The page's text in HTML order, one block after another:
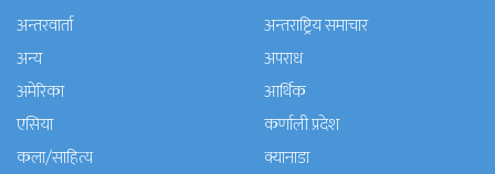
अन्तरवार्ता
अन्तराष्ट्रिय समाचार
अन्य
अपराध
अमेरिका
आर्थिक
एसिया
कर्णाली प्रदेश
कला/साहित्य
क्यानाडा